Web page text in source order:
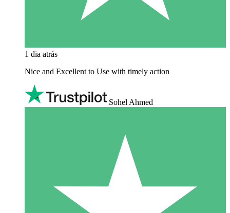
1 dia atrás
Nice and Excellent to Use with timely action
Sohel Ahmed